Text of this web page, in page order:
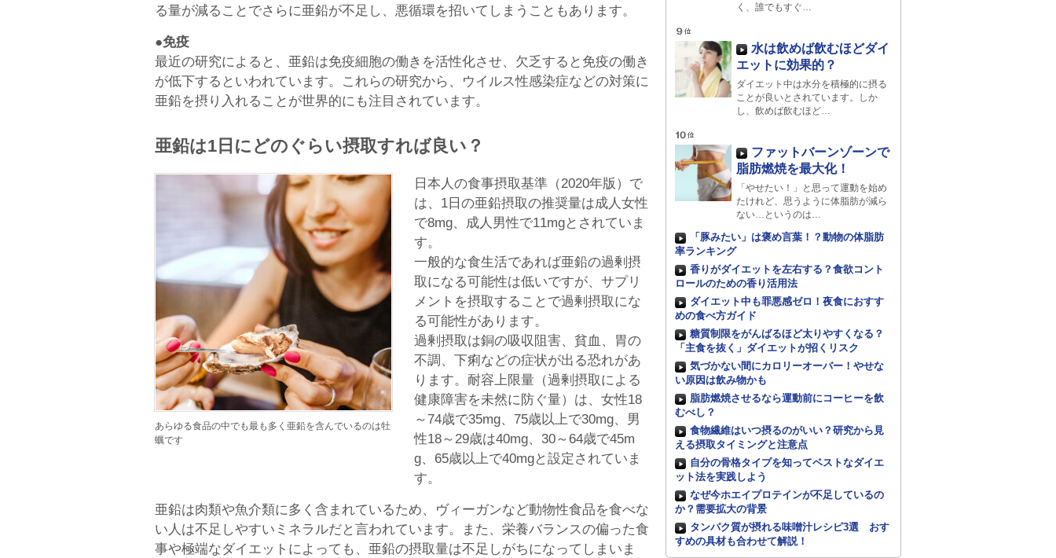
る量が減ることでさらに亜鉛が不足し、悪循環を招いてしまうこともあります。
●免疫
最近の研究によると、亜鉛は免疫細胞の働きを活性化させ、欠乏すると免疫の働き
が低下するといわれています。これらの研究から、ウイルス性感染症などの対策に
亜鉛を摂り入れることが世界的にも注目されています。
亜鉛は1日にどのぐらい摂取すれば良い？
あらゆる食品の中でも最も多く亜鉛を含んでいるのは牡
蠣です
日本人の食事摂取基準（2020年版）で
は、1日の亜鉛摂取の推奨量は成人女性
で8mg、成人男性で11mgとされていま
す。
一般的な食生活であれば亜鉛の過剰摂
取になる可能性は低いですが、サプリ
メントを摂取することで過剰摂取にな
る可能性があります。
過剰摂取は銅の吸収阻害、貧血、胃の
不調、下痢などの症状が出る恐れがあ
ります。耐容上限量（過剰摂取による
健康障害を未然に防ぐ量）は、女性18
～74歳で35mg、75歳以上で30mg、男
性18～29歳は40mg、30～64歳で45m
g、65歳以上で40mgと設定されていま
す。
亜鉛は肉類や魚介類に多く含まれているため、ヴィーガンなど動物性食品を食べな
い人は不足しやすいミネラルだと言われています。また、栄養バランスの偏った食
事や極端なダイエットによっても、亜鉛の摂取量は不足しがちになってしまいま
く、誰でもすぐ…
水は飲めば飲むほどダイ
エットに効果的？
ダイエット中は水分を積極的に摂る
ことが良いとされています。しか
し、飲めば飲むほど…
ファットバーンゾーンで
脂肪燃焼を最大化！
「やせたい！」と思って運動を始め
たけれど、思うように体脂肪が減ら
ない…というのは…
「豚みたい」は褒め言葉！？動物の体脂肪
率ランキング
香りがダイエットを左右する？食欲コント
ロールのための香り活用法
ダイエット中も罪悪感ゼロ！夜食におすす
めの食べ方ガイド
糖質制限をがんばるほど太りやすくなる？
「主食を抜く」ダイエットが招くリスク
気づかない間にカロリーオーバー！やせな
い原因は飲み物かも
脂肪燃焼させるなら運動前にコーヒーを飲
むべし？
食物繊維はいつ摂るのがいい？研究から見
える摂取タイミングと注意点
自分の骨格タイプを知ってベストなダイエ
ット法を実践しよう
なぜ今ホエイプロテインが不足しているの
か？需要拡大の背景
タンパク質が摂れる味噌汁レシピ3選 おす
すめの具材も合わせて解説！